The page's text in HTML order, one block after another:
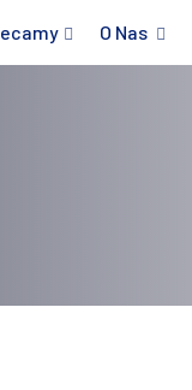
O Nas